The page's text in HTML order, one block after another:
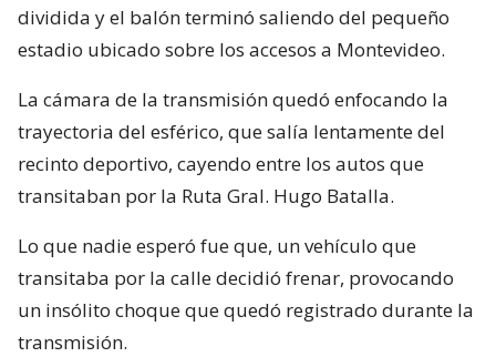
dividida y el balón terminó saliendo del pequeño
estadio ubicado sobre los accesos a Montevideo.
La cámara de la transmisión quedó enfocando la
trayectoria del esférico, que salía lentamente del
recinto deportivo, cayendo entre los autos que
transitaban por la Ruta Gral. Hugo Batalla.
Lo que nadie esperó fue que, un vehículo que
transitaba por la calle decidió frenar, provocando
un insólito choque que quedó registrado durante la
transmisión.